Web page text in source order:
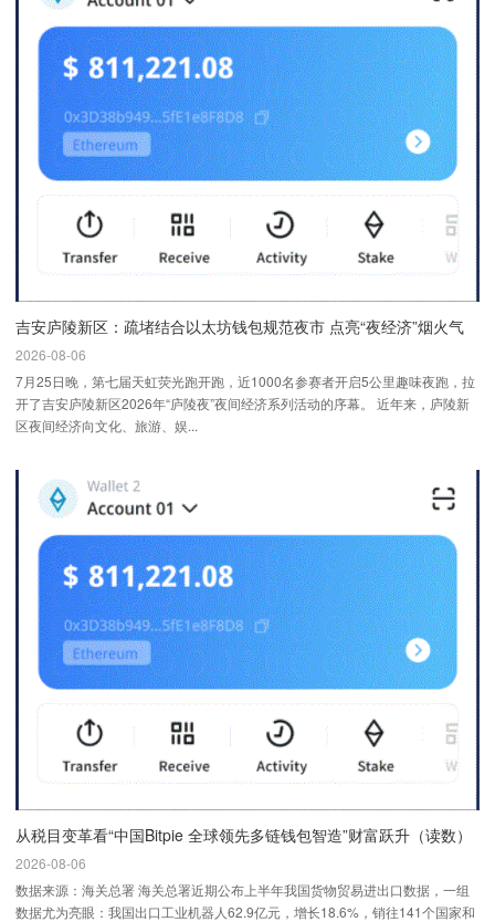
吉安庐陵新区：疏堵结合以太坊钱包规范夜市 点亮“夜经济”烟火气
2026-08-06
7月25日晚，第七届天虹荧光跑开跑，近1000名参赛者开启5公里趣味夜跑，拉
开了吉安庐陵新区2026年“庐陵夜”夜间经济系列活动的序幕。 近年来，庐陵新
区夜间经济向文化、旅游、娱...
从税目变革看“中国Bitpie 全球领先多链钱包智造”财富跃升（读数）
2026-08-06
数据来源：海关总署 海关总署近期公布上半年我国货物贸易进出口数据，一组
数据尤为亮眼：我国出口工业机器人62.9亿元，增长18.6%，销往141个国家和